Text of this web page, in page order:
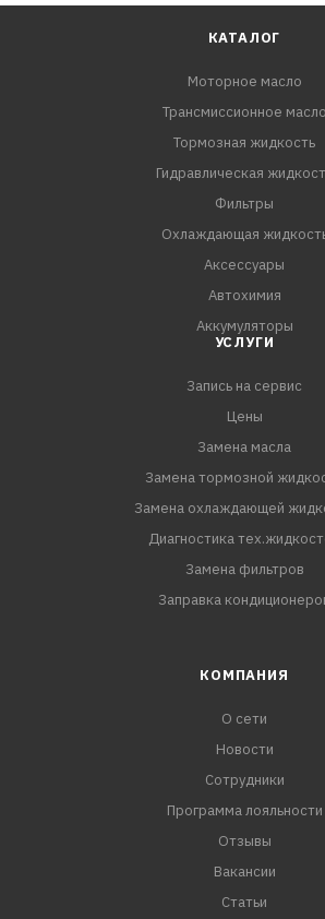
КАТАЛОГ
Моторное масло
Трансмиссионное масло
Тормозная жидкость
Гидравлическая
Фильтры
Охлаждающая
Аксессуары
Автохимия
Аккумуляторы
УСЛУГИ
Запись на сервис
Цены
Замена масла
Замена тормозной
Замена охлаждающей
Диагностика
Замена фильтров
Заправка
КОМПАНИЯ
О сети
Новости
Сотрудники
Программа лояльности
Отзывы
Вакансии
Статьи